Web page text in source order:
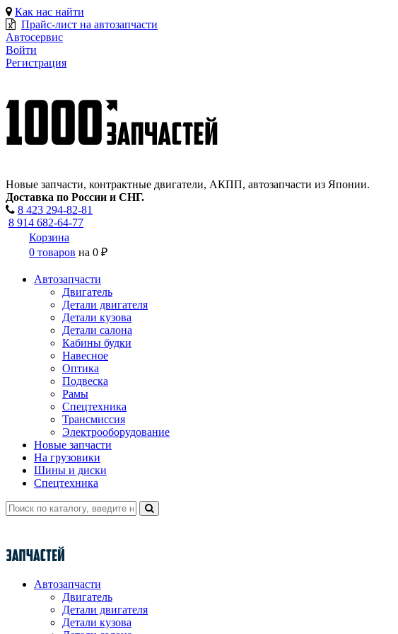
Как нас найти
Прайс-лист на автозапчасти
Автосервис
Войти
Регистрация
Новые запчасти, контрактные двигатели, АКПП, автозапчасти из Японии.
Доставка по России и СНГ.
8 423 294-82-81
8 914 682-64-77
Корзина
0 товаров на 0 ₽
Автозапчасти
Двигатель
Детали двигателя
Детали кузова
Детали салона
Кабины будки
Навесное
Оптика
Подвеска
Рамы
Спецтехника
Трансмиссия
Электрооборудование
Новые запчасти
На грузовики
Шины и диски
Спецтехника
Автозапчасти
Двигатель
Детали двигателя
Детали кузова